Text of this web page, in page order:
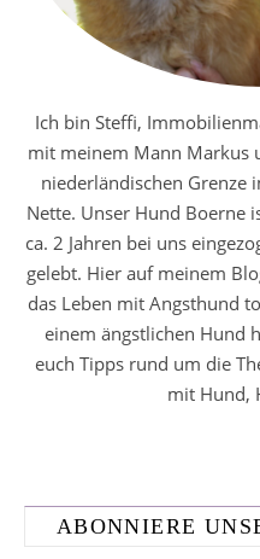
Ich bin Steffi,
mit meinem Mann Markus
niederländischen Grenze
Nette. Unser Hund Boerne
ca. 2 Jahren bei uns
gelebt. Hier auf meinem
das Leben mit Angsthund
einem ängstlichen Hund
euch Tipps rund um die
mit Hund,
ABONNIERE